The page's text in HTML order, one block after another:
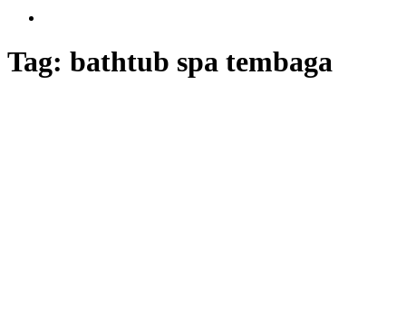
Tag: bathtub spa tembaga